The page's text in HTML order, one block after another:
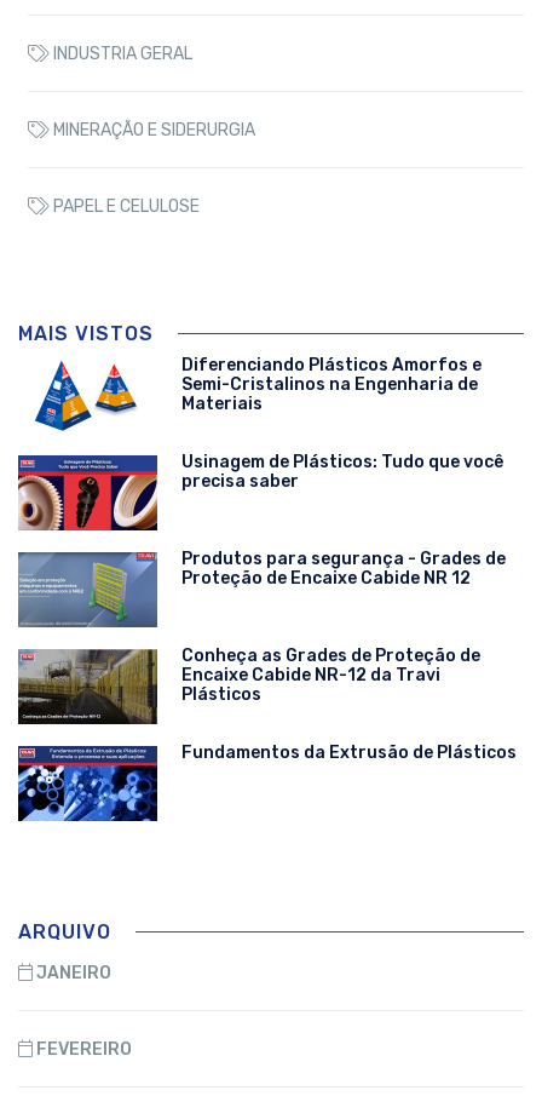
INDUSTRIA GERAL
MINERAÇÃO E SIDERURGIA
PAPEL E CELULOSE
MAIS VISTOS
Diferenciando Plásticos Amorfos e
Semi-Cristalinos na Engenharia de
Materiais
Usinagem de Plásticos: Tudo que você
precisa saber
Produtos para segurança - Grades de
Proteção de Encaixe Cabide NR 12
Conheça as Grades de Proteção de
Encaixe Cabide NR-12 da Travi
Plásticos
Fundamentos da Extrusão de Plásticos
ARQUIVO
JANEIRO
FEVEREIRO